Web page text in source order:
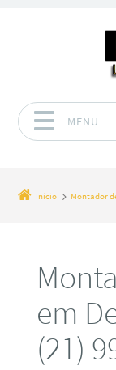
MENU
Início Montador
em
(21)